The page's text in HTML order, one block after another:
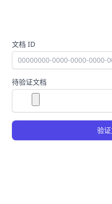
文档 ID
待验证文档
验